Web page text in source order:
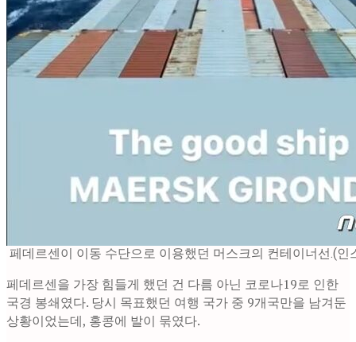
페데르센이 이동 수단으로 이용했던 머스크의 컨테이너선.(인
페데르센을 가장 힘들게 했던 건 다름 아닌 코로나19로 인한
국경 봉쇄였다. 당시 목표했던 여행 국가 중 9개국만을 남겨둔
상황이었는데, 홍콩에 발이 묶였다.